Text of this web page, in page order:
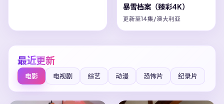
暴雪档案（臻彩4K）
更新至14集/澳大利亚
最近更新
电影 电视剧 综艺 动漫 恐怖片 纪录片